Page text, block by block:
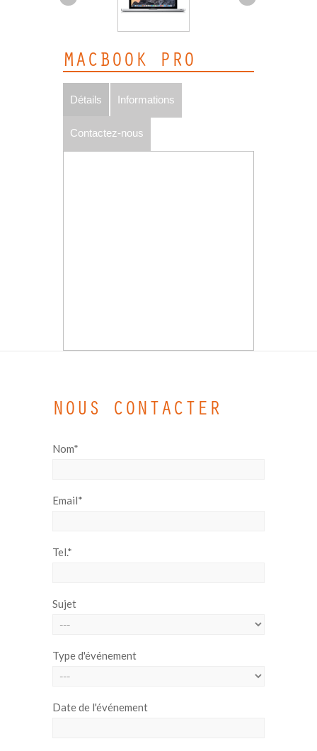
MACBOOK PRO
Détails Informations
Contactez-nous
NOUS CONTACTER
Nom*
Email*
Tel.*
Sujet
Type d'événement
Date de l'événement